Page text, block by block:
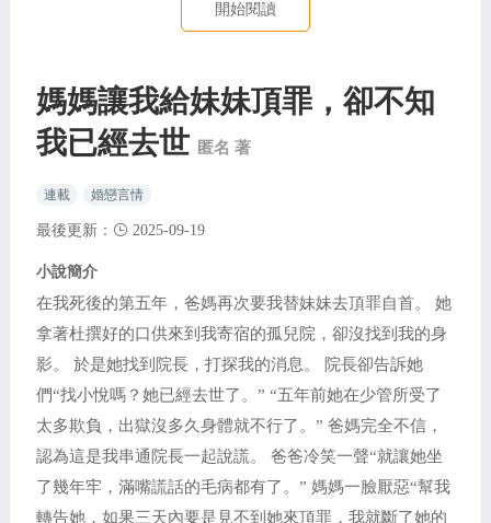
開始閱讀
媽媽讓我給妹妹頂罪，卻不知
我已經去世 匿名 著
連載 婚戀言情
最後更新： 2025-09-19
小說簡介
在我死後的第五年，爸媽再次要我替妹妹去頂罪自首。 她
拿著杜撰好的口供來到我寄宿的孤兒院，卻沒找到我的身
影。 於是她找到院長，打探我的消息。 院長卻告訴她
們“找小悅嗎？她已經去世了。” “五年前她在少管所受了
太多欺負，出獄沒多久身體就不行了。” 爸媽完全不信，
認為這是我串通院長一起說謊。 爸爸冷笑一聲“就讓她坐
了幾年牢，滿嘴謊話的毛病都有了。” 媽媽一臉厭惡“幫我
轉告她，如果三天內要是見不到她來頂罪，我就斷了她的